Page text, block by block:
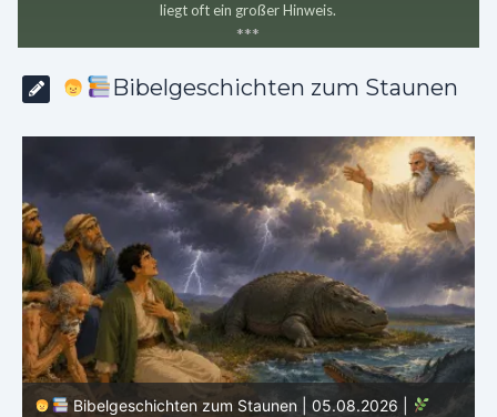
liegt oft ein großer Hinweis.
***
Bibelgeschichten zum Staunen
Bibelgeschichten zum Staunen | 04.08.2026 |